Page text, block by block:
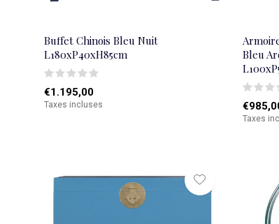
Buffet Chinois Bleu Nuit
L180xP40xH85cm
€1.195,00
Taxes incluses
Bleu
Taxes